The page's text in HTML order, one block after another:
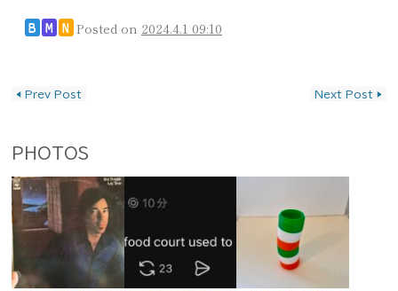
B M N Posted on 2024.4.1 09:10
◀ Prev Post Next Post ▶
PHOTOS